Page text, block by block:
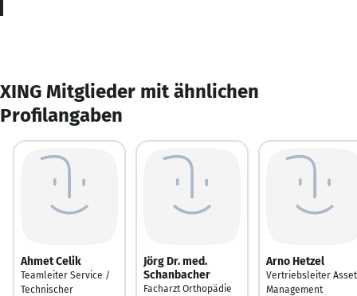
XING Mitglieder mit ähnlichen
Profilangaben
Ahmet Celik
Teamleiter Service /
Technischer
Jörg Dr. med.
Schanbacher
Facharzt Orthopädie
Arno Hetzel
Vertriebsleiter Asset
Management